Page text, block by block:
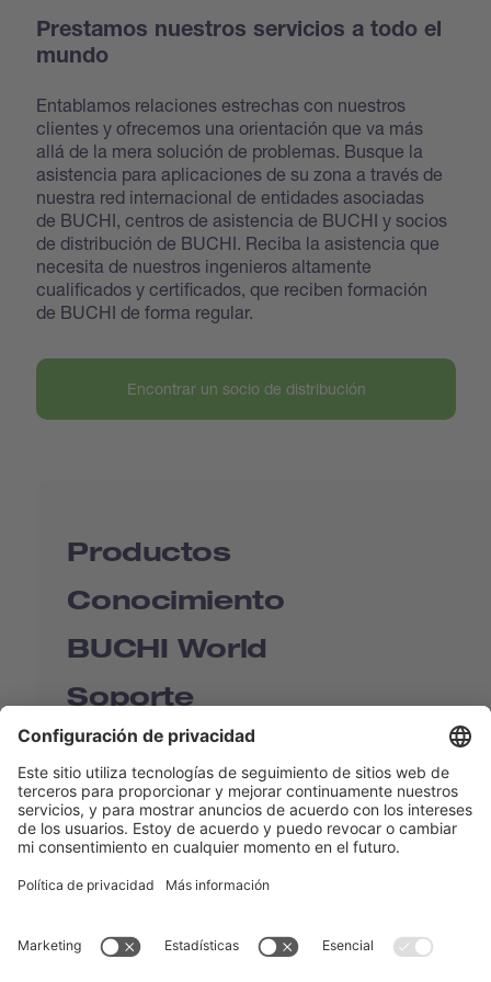
Prestamos nuestros servicios a todo el
mundo
Entablamos relaciones estrechas con nuestros
clientes y ofrecemos una orientación que va más
allá de la mera solución de problemas. Busque la
asistencia para aplicaciones de su zona a través de
nuestra red internacional de entidades asociadas
de BUCHI, centros de asistencia de BUCHI y socios
de distribución de BUCHI. Reciba la asistencia que
necesita de nuestros ingenieros altamente
cualificados y certificados, que reciben formación
de BUCHI de forma regular.
Encontrar un socio de distribución
Productos
Conocimiento
BUCHI World
Soporte
Shop
Contact us
BUCHI Worldwide